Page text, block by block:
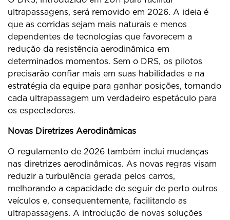
ultrapassagens, será removido em 2026. A ideia é
que as corridas sejam mais naturais e menos
dependentes de tecnologias que favorecem a
redução da resistência aerodinâmica em
determinados momentos. Sem o DRS, os pilotos
precisarão confiar mais em suas habilidades e na
estratégia da equipe para ganhar posições, tornando
cada ultrapassagem um verdadeiro espetáculo para
os espectadores.
Novas Diretrizes Aerodinâmicas
O regulamento de 2026 também inclui mudanças
nas diretrizes aerodinâmicas. As novas regras visam
reduzir a turbulência gerada pelos carros,
melhorando a capacidade de seguir de perto outros
veículos e, consequentemente, facilitando as
ultrapassagens. A introdução de novas soluções